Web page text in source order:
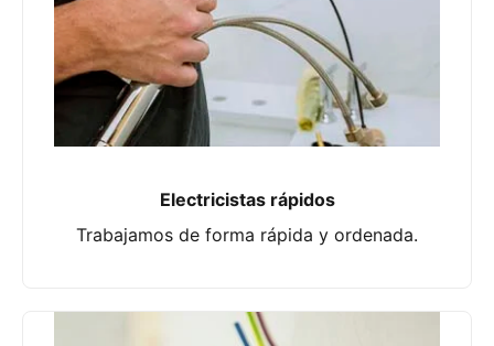
Electricistas rápidos
Trabajamos de forma rápida y ordenada.